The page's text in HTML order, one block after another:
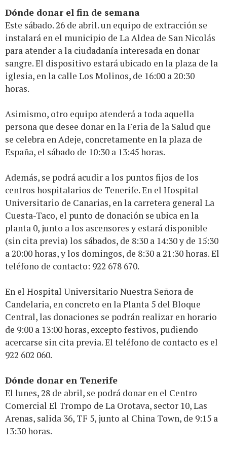
Dónde donar el fin de semana
Este sábado. 26 de abril. un equipo de extracción se
instalará en el municipio de La Aldea de San Nicolás
para atender a la ciudadanía interesada en donar
sangre. El dispositivo estará ubicado en la plaza de la
iglesia, en la calle Los Molinos, de 16:00 a 20:30
horas.
Asimismo, otro equipo atenderá a toda aquella
persona que desee donar en la Feria de la Salud que
se celebra en Adeje, concretamente en la plaza de
España, el sábado de 10:30 a 13:45 horas.
Además, se podrá acudir a los puntos fijos de los
centros hospitalarios de Tenerife. En el Hospital
Universitario de Canarias, en la carretera general La
Cuesta-Taco, el punto de donación se ubica en la
planta 0, junto a los ascensores y estará disponible
(sin cita previa) los sábados, de 8:30 a 14:30 y de 15:30
a 20:00 horas, y los domingos, de 8:30 a 21:30 horas. El
teléfono de contacto: 922 678 670.
En el Hospital Universitario Nuestra Señora de
Candelaria, en concreto en la Planta 5 del Bloque
Central, las donaciones se podrán realizar en horario
de 9:00 a 13:00 horas, excepto festivos, pudiendo
acercarse sin cita previa. El teléfono de contacto es el
922 602 060.
Dónde donar en Tenerife
El lunes, 28 de abril, se podrá donar en el Centro
Comercial El Trompo de La Orotava, sector 10, Las
Arenas, salida 36, TF 5, junto al China Town, de 9:15 a
13:30 horas.